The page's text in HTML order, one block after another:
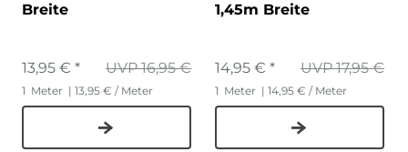
Breite
UVP 16,95 €
13,95 € *
1 Meter | 13,95 € / Meter
1,45m Breite
UVP 17,95 €
14,95 € *
1 Meter | 14,95 € / Meter